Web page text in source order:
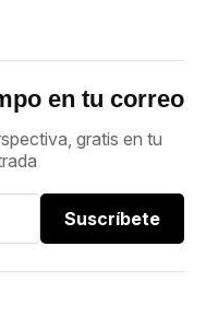
en tu correo
gratis en tu
Suscríbete